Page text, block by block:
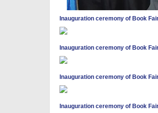
Inauguration ceremony of Book
Inauguration ceremony of Book
Inauguration ceremony of Book
Inauguration ceremony of Book